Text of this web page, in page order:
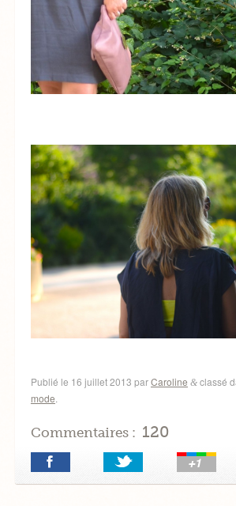
Publié le 16 juillet 2013 parCaroline &classé
mode
Commentaires : 120